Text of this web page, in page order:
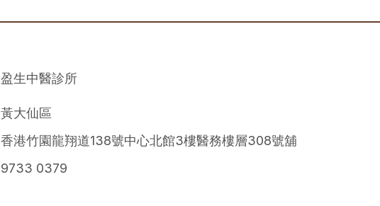
盈生中醫診所
黃大仙區
香港竹園龍翔道138號中心北館3樓醫務樓層308號舖
9733 0379